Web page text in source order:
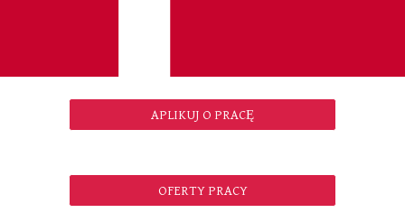
APLIKUJ O PRACĘ
OFERTY PRACY